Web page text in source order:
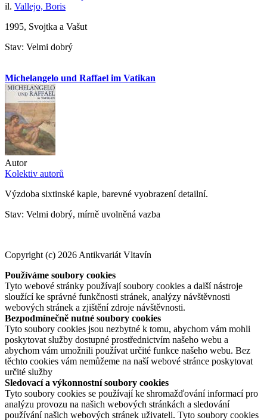
il. Vallejo, Boris
1995, Svojtka a Vašut
Stav: Velmi dobrý
Michelangelo und Raffael im Vatikan
Autor
Kolektiv autorů
Výzdoba sixtinské kaple, barevné vyobrazení detailní.
Stav: Velmi dobrý, mírně uvolněná vazba
Copyright (c) 2026 Antikvariát Vltavín
Používáme soubory cookies
Tyto webové stránky používají soubory cookies a další nástroje
sloužící ke správné funkčnosti stránek, analýzy návštěvnosti
webových stránek a zjištění zdroje návštěvnosti.
Bezpodmínečně nutné soubory cookies
Tyto soubory cookies jsou nezbytné k tomu, abychom vám mohli
poskytovat služby dostupné prostřednictvím našeho webu a
abychom vám umožnili používat určité funkce našeho webu. Bez
těchto cookies vám nemůžeme na naší webové stránce poskytovat
určité služby
Sledovací a výkonnostní soubory cookies
Tyto soubory cookies se používají ke shromažďování informací pro
analýzu provozu na našich webových stránkách a sledování
používání našich webových stránek uživateli. Tyto soubory cookies